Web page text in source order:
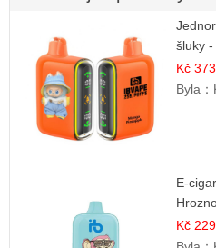
šluky
Kč
Byla：
E-
Kč